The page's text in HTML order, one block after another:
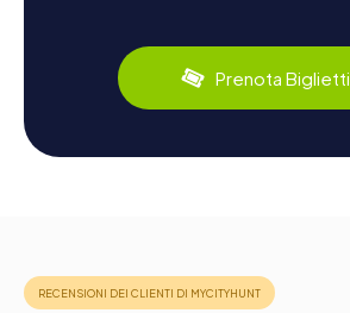
Prenota Biglietti